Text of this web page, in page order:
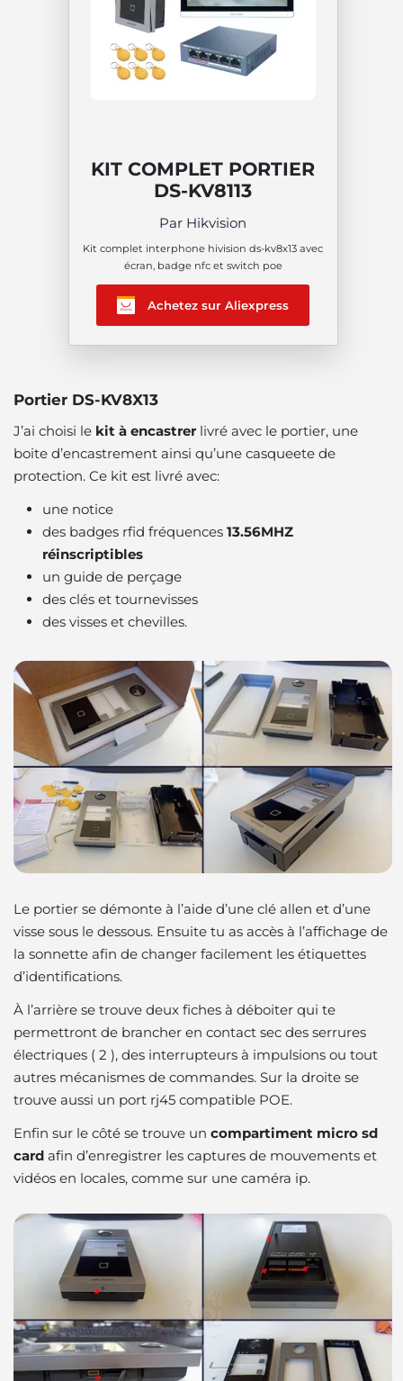
KIT COMPLET PORTIER
DS-KV8113
Par Hikvision
Kit complet interphone hivision ds-kv8x13 avec
écran, badge nfc et switch poe
Achetez sur Aliexpress
Portier DS-KV8X13
J’ai choisi le kit à encastrer livré avec le portier, une
boite d’encastrement ainsi qu’une casqueete de
protection. Ce kit est livré avec:
une notice
des badges rfid fréquences 13.56MHZ
réinscriptibles
un guide de perçage
des clés et tournevisses
des visses et chevilles.
Le portier se démonte à l’aide d’une clé allen et d’une
visse sous le dessous. Ensuite tu as accès à l’affichage de
la sonnette afin de changer facilement les étiquettes
d’identifications.
À l’arrière se trouve deux fiches à déboiter qui te
permettront de brancher en contact sec des serrures
électriques ( 2 ), des interrupteurs à impulsions ou tout
autres mécanismes de commandes. Sur la droite se
trouve aussi un port rj45 compatible POE.
Enfin sur le côté se trouve un compartiment micro sd
card afin d’enregistrer les captures de mouvements et
vidéos en locales, comme sur une caméra ip.